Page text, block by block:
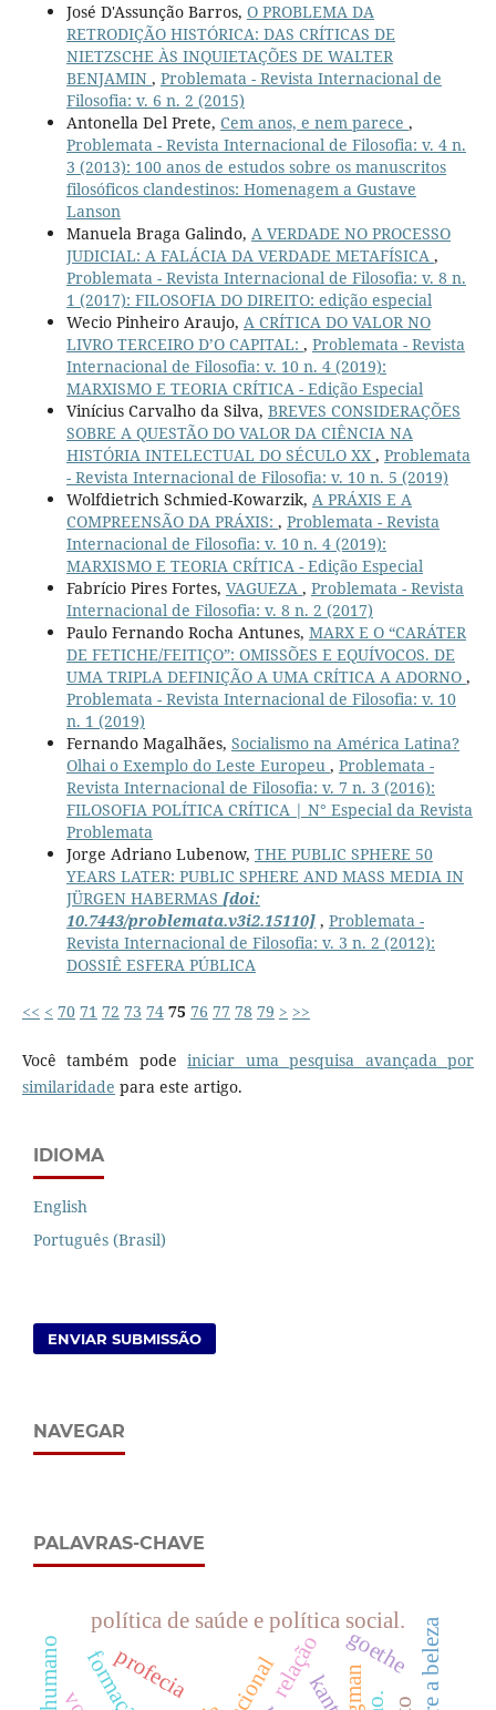
José D'Assunção Barros, O PROBLEMA DA
RETRODIÇÃO HISTÓRICA: DAS CRÍTICAS DE
NIETZSCHE ÀS INQUIETAÇÕES DE WALTER
BENJAMIN , Problemata - Revista Internacional de
Filosofia: v. 6 n. 2 (2015)
Antonella Del Prete, Cem anos, e nem parece ,
Problemata - Revista Internacional de Filosofia: v. 4 n.
3 (2013): 100 anos de estudos sobre os manuscritos
filosóficos clandestinos: Homenagem a Gustave
Lanson
Manuela Braga Galindo, A VERDADE NO PROCESSO
JUDICIAL: A FALÁCIA DA VERDADE METAFÍSICA ,
Problemata - Revista Internacional de Filosofia: v. 8 n.
1 (2017): FILOSOFIA DO DIREITO: edição especial
Wecio Pinheiro Araujo, A CRÍTICA DO VALOR NO
LIVRO TERCEIRO D’O CAPITAL: , Problemata - Revista
Internacional de Filosofia: v. 10 n. 4 (2019):
MARXISMO E TEORIA CRÍTICA - Edição Especial
Vinícius Carvalho da Silva, BREVES CONSIDERAÇÕES
SOBRE A QUESTÃO DO VALOR DA CIÊNCIA NA
HISTÓRIA INTELECTUAL DO SÉCULO XX , Problemata
- Revista Internacional de Filosofia: v. 10 n. 5 (2019)
Wolfdietrich Schmied-Kowarzik, A PRÁXIS E A
COMPREENSÃO DA PRÁXIS: , Problemata - Revista
Internacional de Filosofia: v. 10 n. 4 (2019):
MARXISMO E TEORIA CRÍTICA - Edição Especial
Fabrício Pires Fortes, VAGUEZA , Problemata - Revista
Internacional de Filosofia: v. 8 n. 2 (2017)
Paulo Fernando Rocha Antunes, MARX E O “CARÁTER
DE FETICHE/FEITIÇO”: OMISSÕES E EQUÍVOCOS. DE
UMA TRIPLA DEFINIÇÃO A UMA CRÍTICA A ADORNO ,
Problemata - Revista Internacional de Filosofia: v. 10
n. 1 (2019)
Fernando Magalhães, Socialismo na América Latina?
Olhai o Exemplo do Leste Europeu , Problemata -
Revista Internacional de Filosofia: v. 7 n. 3 (2016):
FILOSOFIA POLÍTICA CRÍTICA | N° Especial da Revista
Problemata
Jorge Adriano Lubenow, THE PUBLIC SPHERE 50
YEARS LATER: PUBLIC SPHERE AND MASS MEDIA IN
JÜRGEN HABERMAS [doi:
10.7443/problemata.v3i2.15110], Problemata -
Revista Internacional de Filosofia: v. 3 n. 2 (2012):
DOSSIÊ ESFERA PÚBLICA
<< < 70 71 72 73 74 75 76 77 78 79 > >>
Você também podeiniciar uma pesquisa avançada por
similaridade para este artigo.
IDIOMA
English
Português (Brasil)
ENVIAR SUBMISSÃO
NAVEGAR
PALAVRAS-CHAVE
kant
profecia relação
formação
política de saúde e política social.
goethe